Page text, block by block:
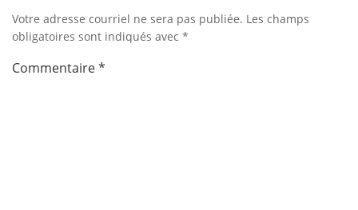
Votre adresse courriel ne sera pas publiée. Les champs
obligatoires sont indiqués avec *
Commentaire*